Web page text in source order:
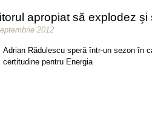
apropiat să explodez şi
2012
Adrian Rădulescu speră într-un sezon în
certitudine pentru Energia